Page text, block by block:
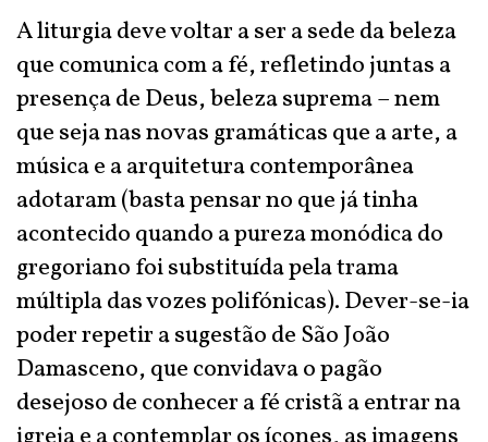
A liturgia deve voltar a ser a sede da beleza
que comunica com a fé, refletindo juntas a
presença de Deus, beleza suprema – nem
que seja nas novas gramáticas que a arte, a
música e a arquitetura contemporânea
adotaram (basta pensar no que já tinha
acontecido quando a pureza monódica do
gregoriano foi substituída pela trama
múltipla das vozes polifónicas). Dever-se-ia
poder repetir a sugestão de São João
Damasceno, que convidava o pagão
desejoso de conhecer a fé cristã a entrar na